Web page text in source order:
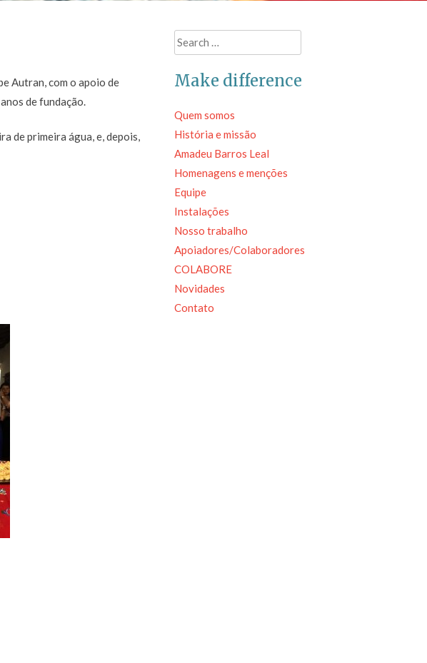
Autran, com o apoio de
de fundação.
de primeira água, e, depois,
Search
for:
Make difference
Quem somos
História e missão
Amadeu Barros Leal
Homenagens e menções
Equipe
Instalações
Nosso trabalho
Apoiadores/Colaboradores
COLABORE
Novidades
Contato